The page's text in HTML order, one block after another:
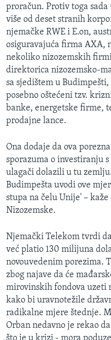
proračun. Protiv toga
više od deset stranih
njemačke RWE i E.on,
osiguravajuća firma AXA,
nekoliko nizozemskih
direktorica nizozemsko-
sa sjedištem u
posebno oštećeni tzv.
banke, energetske firme,
prodajne lance.
Ona dodaje da ova
sporazuma o investiranju
ulagači dolazili u tu
Budimpešta uvodi ove
stupa na čelu Unije' – kaže
Nizozemske.
Njemački Telekom tvrdi
već platio 130 milijuna
novouvedenim porezima.
zbog najave da će
mirovinskih fondova uzeti
kako bi uravnotežile
radikalne mjere štednje.
Orban nedavno je rekao